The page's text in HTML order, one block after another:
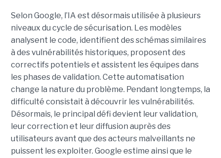
Selon Google, l’IA est désormais utilisée à plusieurs
niveaux du cycle de sécurisation. Les modèles
analysent le code, identifient des schémas similaires
à des vulnérabilités historiques, proposent des
correctifs potentiels et assistent les équipes dans
les phases de validation. Cette automatisation
change la nature du problème. Pendant longtemps, la
difficulté consistait à découvrir les vulnérabilités.
Désormais, le principal défi devient leur validation,
leur correction et leur diffusion auprès des
utilisateurs avant que des acteurs malveillants ne
puissent les exploiter. Google estime ainsi que le